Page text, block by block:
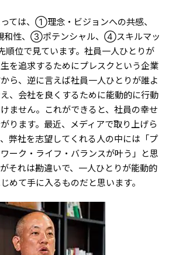
ては、①理念・ビジョンへの共感、
和性、③ポテンシャル、④スキルマッ
順位で見ています。社員一人ひとりが
を追求するためにプレスクという企業
ら、逆に言えば社員一人ひとりが誰よ
、会社を良くするために能動的に行動
ません。これができると、社員の幸せ
ります。最近、メディアで取り上げら
弊社を志望してくれる人の中には「プ
ーク・ライフ・バランスが叶う」と思
それは勘違いで、一人ひとりが能動的
めて手に入るものだと思います。